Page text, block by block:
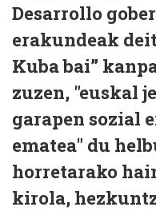
Desarrollo
erakundeak
Kuba bai”
zuzen, "euskal
garapen sozial
ematea" du
horretarako
kirola,